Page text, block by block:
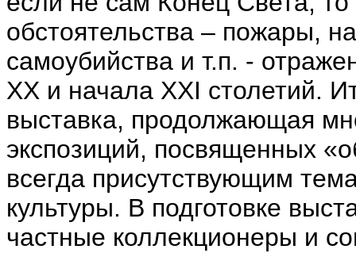
обстоятельства – пожары,
самоубийства и т.п. -
ХХ и начала XXI столетий.
выставка, продолжающая
экспозиций, посвященных
всегда присутствующим
культуры. В подготовке
частные коллекционеры и